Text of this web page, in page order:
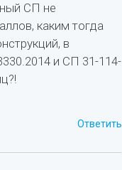
СП не
каким тогда
в
и СП 31-114-
Ответить